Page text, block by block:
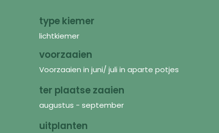
type kiemer
lichtkiemer
voorzaaien
Voorzaaien in juni/ juli in aparte potjes
ter plaatse zaaien
augustus - september
uitplanten